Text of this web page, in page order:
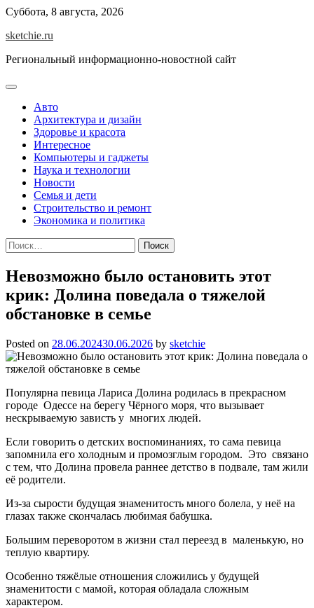
Skip
content
Суббота, 8 августа, 2026
sketchie.ru
Региональный информационно-новостной сайт
Авто
Архитектура и дизайн
Здоровье и красота
Интересное
Компьютеры и гаджеты
Наука и технологии
Новости
Семья и дети
Строительство и ремонт
Экономика и политика
Найти:
Невозможно было остановить этот
крик: Долина поведала о тяжелой
обстановке в семье
Posted on 28.06.202430.06.2026 by sketchie
Популярна певица Лариса Долина родилась в прекрасном
городе Одессе на берегу Чёрного моря, что вызывает
нескрываемую зависть у многих людей.
Если говорить о детских воспоминаниях, то сама певица
запомнила его холодным и промозглым городом. Это связано
с тем, что Долина провела раннее детство в подвале, там жили
её родители.
Из-за сырости будущая знаменитость много болела, у неё на
глазах также скончалась любимая бабушка.
Большим переворотом в жизни стал переезд в маленькую, но
теплую квартиру.
Особенно тяжёлые отношения сложились у будущей
знаменитости с мамой, которая обладала сложным
характером.